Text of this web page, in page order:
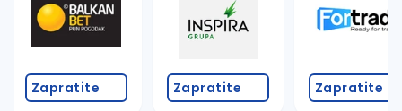
Zapratite Zapratite Zapratite